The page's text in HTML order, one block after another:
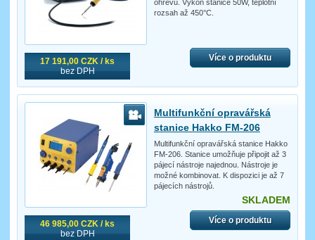
17 191,00 CZK / ks
bez DPH
ohřevu. Výkon stanice 50W, teplotní
rozsah až 450°C.
Více o produktu
46 985,00 CZK / ks
bez DPH
Multifunkční opravářská
stanice Hakko FM-206
Multifunkční opravářská stanice Hakko
FM-206. Stanice umožňuje připojit až 3
pájecí nástroje najednou. Nástroje je
možné kombinovat. K dispozici je až 7
pájecích nástrojů.
SKLADEM
Více o produktu